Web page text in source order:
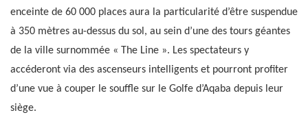
enceinte de 60 000 places aura la particularité d’être suspendue
à 350 mètres au-dessus du sol, au sein d’une des tours géantes
de la ville surnommée « The Line ». Les spectateurs y
accéderont via des ascenseurs intelligents et pourront profiter
d’une vue à couper le souffle sur le Golfe d’Aqaba depuis leur
siège.